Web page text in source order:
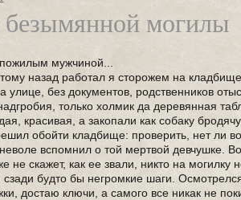
безымянной могилы
мужчиной...
тому назад работал я сторожем на
улице, без документов, родственников
только холмик да деревянная
красивая, а закопали как собаку
обойти кладбище: проверить, нет ли
вспомнил о той мертвой девчушке.
не скажет, как ее звали, никто на
будто бы негромкие шаги.
достаю ключи, а самого все никак не